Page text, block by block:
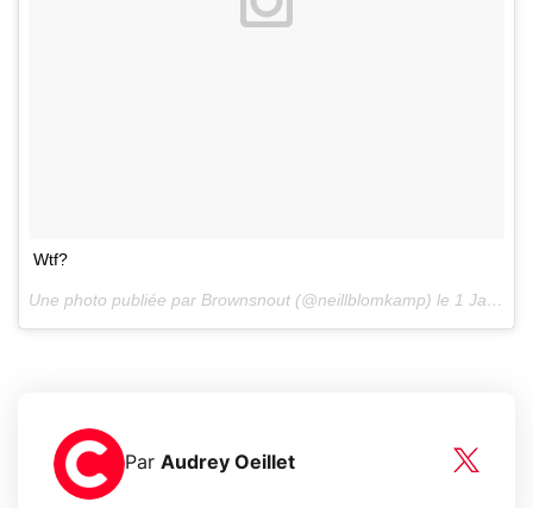
Wtf?
Une photo publiée par Brownsnout (@neillblomkamp) le 1 Janv. 2015 à 17h32 PST
Par Audrey Oeillet